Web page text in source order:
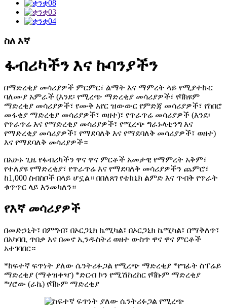
ስለ እኛ
ፋብሪካችን እና ኩባንያችን
በማድረቂያ መሳሪያዎች ምርምር፣ ልማት እና ማምረት ላይ የሚያተኩር
ባለሙያ አምራች (እንደ፡ የሚረጭ ማድረቂያ መሳሪያዎች፣ የቫክዩም
ማድረቂያ መሳሪያዎች፣ የሙቅ አየር ዝውውር የምድጃ መሳሪያዎች፣ የከበሮ
መፋቂያ ማድረቂያ መሳሪያዎች፣ ወዘተ)፣ የጥራጥሬ መሳሪያዎች (እንደ፡
የጥራጥሬ እና የማድረቂያ መሳሪያዎች፣ የሚረጭ ግራኑላቲንግ እና
የማድረቂያ መሳሪያዎች፣ የማደባለቅ እና የማደባለቅ መሳሪያዎች፣ ወዘተ)
እና የማደባለቅ መሳሪያዎች።
በአሁኑ ጊዜ የፋብሪካችን ዋና ዋና ምርቶች አመታዊ የማምረት አቅም፣
የተለያዩ የማድረቂያ፣ የጥራጥሬ እና የማደባለቅ መሳሪያዎችን ጨምሮ፣
ከ1,000 ስብስቦች በላይ ሆኗል። በበለጸገ የቴክኒክ ልምድ እና ጥብቅ የጥራት
ቁጥጥር ላይ እንመካለን።
የእኛ መሳሪያዎች
በመድኃኒት፣ በምግብ፣ በኦርጋኒክ ኬሚካል፣ በኦርጋኒክ ኬሚካል፣ በማቅለጥ፣
በአካባቢ ጥበቃ እና በመኖ ኢንዱስትሪ ወዘተ ውስጥ ዋና ዋና ምርቶች
አተገባበር።
*ከፍተኛ ፍጥነት ያለው ሴንትሪፉጋል የሚረጭ ማድረቂያ *የግፊት ስፕሬይ
ማድረቂያ (ማቀዝቀዣ) *ድርብ ኮን የሚሽከረከር የቫኩም ማድረቂያ
*ሃሮው (ራኬ) የቫኩም ማድረቂያ